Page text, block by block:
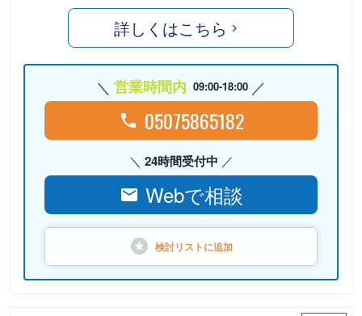
詳しくはこちら
営業時間内 09:00-18:00
05075865182
24時間受付中
Webで相談
検討リストに追加